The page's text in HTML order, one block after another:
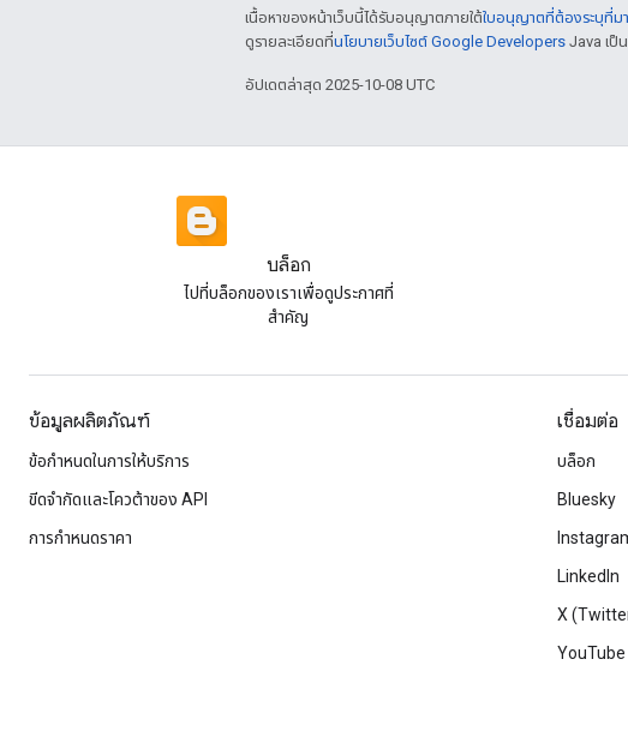
เนื้อหาของหน้าเว็บนี้ได้รับอนุญาตภายใต้ใบอนุญาตที่ต้องระบุที่
ดูรายละเอียดที่นโยบายเว็บไซต์ Google Developers Java เป็
อัปเดตล่าสุด 2025-10-08 UTC
บล็อก
ไปที่บล็อกของเราเพื่อดูประกาศที่
สําคัญ
ข้อมูลผลิตภัณฑ์
ข้อกำหนดในการให้บริการ
ขีดจํากัดและโควต้าของ API
การกำหนดราคา
เชื่อมต่อ
บล็อก
Bluesky
LinkedIn
X
YouTube